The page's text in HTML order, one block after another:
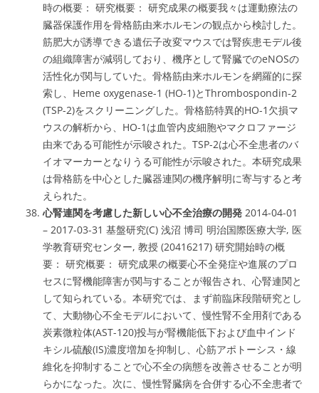
時の概要： 研究概要： 研究成果の概要我々は運動療法の
臓器保護作用を骨格筋由来ホルモンの観点から検討した。
筋肥大が誘導できる遺伝子改変マウスでは腎疾患モデル後
の組織障害が減弱しており、機序として腎臓でのeNOSの
活性化が関与していた。骨格筋由来ホルモンを網羅的に探
索し、Heme oxygenase-1 (HO-1)とThrombospondin-2
(TSP-2)をスクリーニングした。骨格筋特異的HO-1欠損マ
ウスの解析から、HO-1は血管内皮細胞やマクロファージ
由来である可能性が示唆された。TSP-2は心不全患者のバ
イオマーカーとなりうる可能性が示唆された。本研究成果
は骨格筋を中心とした臓器連関の機序解明に寄与すると考
えられた。
心腎連関を考慮した新しい心不全治療の開発 2014-04-01
– 2017-03-31 基盤研究(C) 浅沼 博司 明治国際医療大学, 医
学教育研究センター, 教授 (20416217) 研究開始時の概
要： 研究概要： 研究成果の概要心不全発症や進展のプロ
セスに腎機能障害が関与することが報告され、心腎連関と
して知られている。本研究では、まず前臨床段階研究とし
て、大動物心不全モデルにおいて、慢性腎不全用剤である
炭素微粒体(AST-120)投与が腎機能低下および血中インド
キシル硫酸(IS)濃度増加を抑制し、心筋アポトーシス・線
維化を抑制することで心不全の病態を改善させることが明
らかになった。次に、慢性腎臓病を合併する心不全患者で